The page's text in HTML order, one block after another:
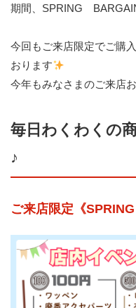
期間、SPRING
今回もご来店限定でご購
おります
今年もみなさまのご来店
毎日わくわくの
♪
ご来店限定《